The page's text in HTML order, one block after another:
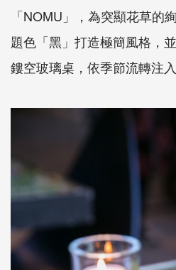
「NOMU」，為突顯花草的
題色「黑」打造極簡風格，
鏤空玻璃桌，依季節流轉注